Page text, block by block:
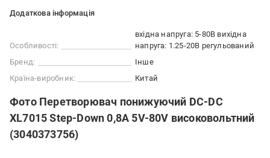
Додаткова інформація
Особливості:
вхідна напруга: 5-80В вихідна
напруга: 1.25-20В регульований
Бренд:
Інше
Країна-виробник:
Китай
Фото Перетворювач понижуючий DC-DC
XL7015 Step-Down 0,8A 5V-80V високовольтний
(3040373756)